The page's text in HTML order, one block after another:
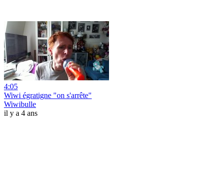
4:05
Wiwi égratigne "on s'arrête"
Wiwibulle
il y a 4 ans